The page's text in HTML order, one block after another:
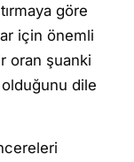
göre
için önemli
oran şuanki
olduğunu dile